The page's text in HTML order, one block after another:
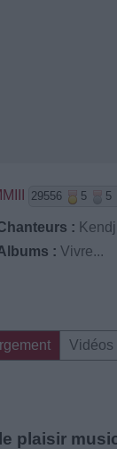
29556 5 5
:
: Vivre...
Vidéos
plaisir